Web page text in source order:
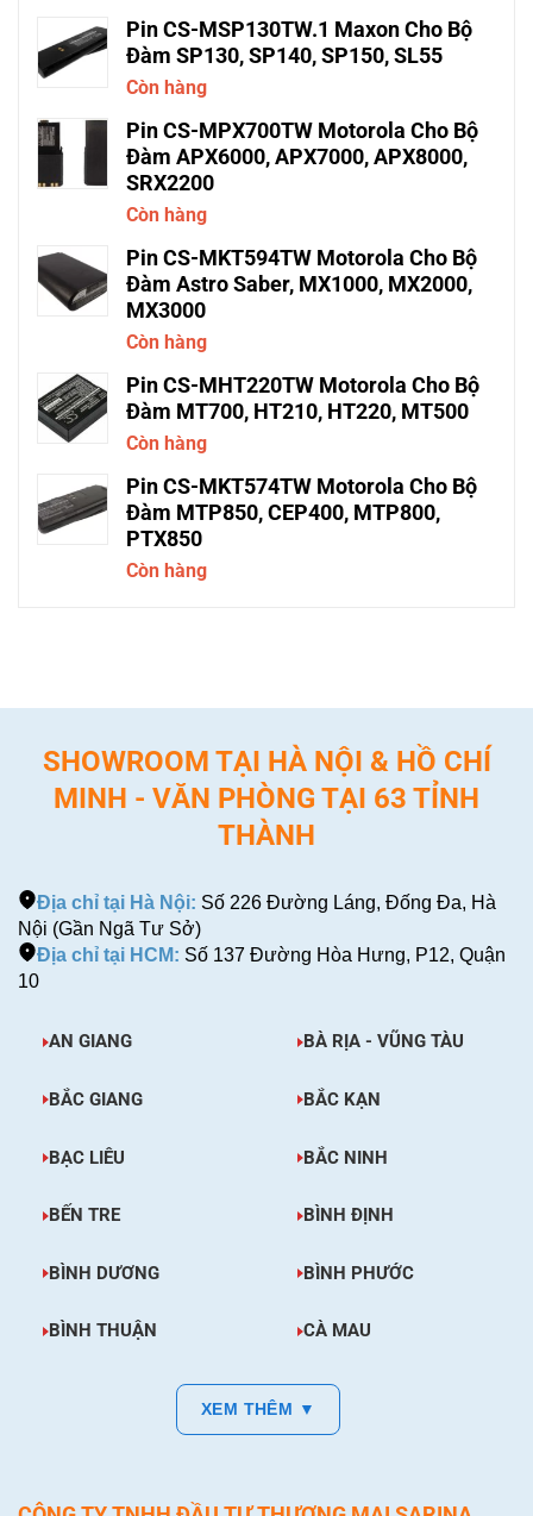
Pin CS-MSP130TW.1 Maxon Cho Bộ
Đàm SP130, SP140, SP150, SL55
Còn hàng
Pin CS-MPX700TW Motorola Cho Bộ
Đàm APX6000, APX7000, APX8000,
SRX2200
Còn hàng
Pin CS-MKT594TW Motorola Cho Bộ
Đàm Astro Saber, MX1000, MX2000,
MX3000
Còn hàng
Pin CS-MHT220TW Motorola Cho Bộ
Đàm MT700, HT210, HT220, MT500
Còn hàng
Pin CS-MKT574TW Motorola Cho Bộ
Đàm MTP850, CEP400, MTP800,
PTX850
Còn hàng
SHOWROOM TẠI HÀ NỘI & HỒ CHÍ
MINH - VĂN PHÒNG TẠI 63 TỈNH
THÀNH
Địa chỉ tại Hà Nội: Số 226 Đường Láng, Đống Đa, Hà
Nội (Gần Ngã Tư Sở)
Địa chỉ tại HCM: Số 137 Đường Hòa Hưng, P12, Quận
10
AN GIANG BÀ RỊA - VŨNG TÀU
BẮC GIANG BẮC KẠN
BẠC LIÊU BẮC NINH
BẾN TRE BÌNH ĐỊNH
BÌNH DƯƠNG BÌNH PHƯỚC
BÌNH THUẬN CÀ MAU
XEM THÊM ▼